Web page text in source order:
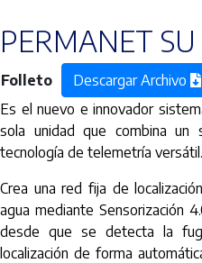
PERMANET SU
Folleto
Descargar Archivo
Es el nuevo e innovador
sola unidad que combina
tecnología de telemetría versátil.
Crea una red fija de
agua mediante Sensorización
desde que se detecta la
localización de forma